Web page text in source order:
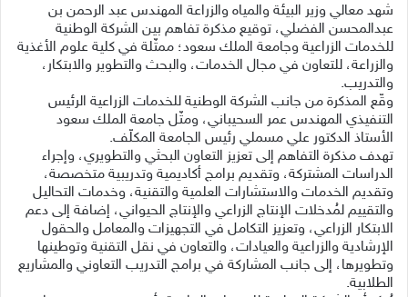
شهد معالي وزير البيئة والمياه والزراعة المهندس عبد الرحمن بن
عبدالمحسن الفضلي، توقيع مذكرة تفاهم بين الشركة الوطنية
للخدمات الزراعية وجامعة الملك سعود؛ ممثّلة في كلية علوم الأغذية
والزراعة، للتعاون في مجال الخدمات، والبحث والتطوير والابتكار،
والتدريب.
وقّع المذكرة من جانب الشركة الوطنية للخدمات الزراعية الرئيس
التنفيذي المهندس عمر السحيباني، ومثّل جامعة الملك سعود
الأستاذ الدكتور علي مسملي رئيس الجامعة المكلّف.
تهدف مذكرة التفاهم إلى تعزيز التعاون البحثي والتطويري، وإجراء
الدراسات المشتركة، وتقديم برامج أكاديمية وتدريبية متخصصة،
وتقديم الخدمات والاستشارات العلمية والتقنية، وخدمات التحاليل
والتقييم لمُدخلات الإنتاج الزراعي والإنتاج الحيواني، إضافة إلى دعم
الابتكار الزراعي، وتعزيز التكامل في التجهيزات والمعامل والحقول
الإرشادية والزراعية والعيادات، والتعاون في نقل التقنية وتوطينها
وتطويرها، إلى جانب المشاركة في برامج التدريب التعاوني والمشاريع
الطلابية.